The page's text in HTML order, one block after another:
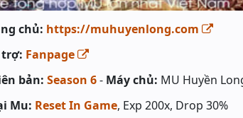
chủ: https://muhuyenlong.com
trợ: Fanpage
bản: Season 6- Máy chủ: MU Huyền
Mu: Reset In Game, Exp 200x, Drop 30%